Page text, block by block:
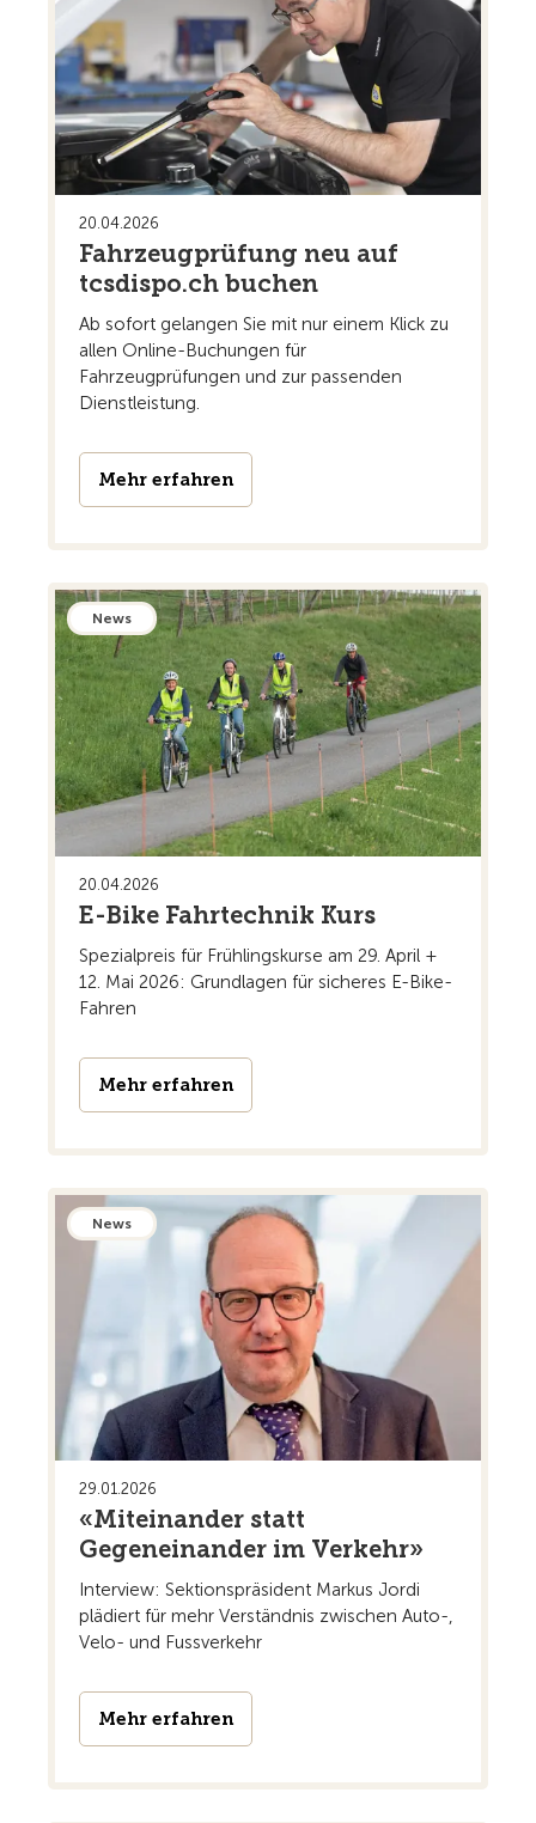
20.04.2026
Fahrzeugprüfung neu auf
tcsdispo.ch buchen
Ab sofort gelangen Sie mit nur einem Klick zu
allen Online-Buchungen für
Fahrzeugprüfungen und zur passenden
Dienstleistung.
Mehr erfahren
News
20.04.2026
E-Bike Fahrtechnik Kurs
Spezialpreis für Frühlingskurse am 29. April +
12. Mai 2026: Grundlagen für sicheres E-Bike-
Fahren
Mehr erfahren
News
29.01.2026
«Miteinander statt
Gegeneinander im Verkehr»
Interview: Sektionspräsident Markus Jordi
plädiert für mehr Verständnis zwischen Auto-,
Velo- und Fussverkehr
Mehr erfahren